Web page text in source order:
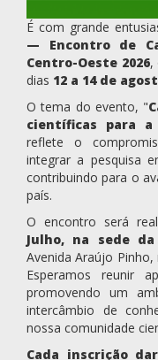
É com grande
— Encontro de
Centro-Oeste 2026,
dias 12 a 14 de
O tema do evento, "
científicas para
reflete o
integrar a pesquisa
contribuindo para o
país.
O encontro será
Julho, na sede
Avenida Araújo Pinho,
Esperamos reunir
promovendo um
intercâmbio de
nossa comunidade
Cada inscrição